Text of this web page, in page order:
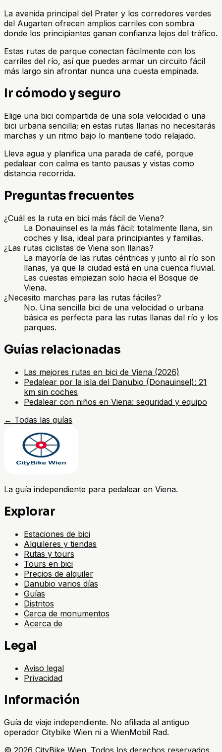
La avenida principal del Prater y los corredores verdes
del Augarten ofrecen amplios carriles con sombra
donde los principiantes ganan confianza lejos del tráfico.
Estas rutas de parque conectan fácilmente con los
carriles del río, así que puedes armar un circuito fácil
más largo sin afrontar nunca una cuesta empinada.
Ir cómodo y seguro
Elige una bici compartida de una sola velocidad o una
bici urbana sencilla; en estas rutas llanas no necesitarás
marchas y un ritmo bajo lo mantiene todo relajado.
Lleva agua y planifica una parada de café, porque
pedalear con calma es tanto pausas y vistas como
distancia recorrida.
Preguntas frecuentes
¿Cuál es la ruta en bici más fácil de Viena?
La Donauinsel es la más fácil: totalmente llana, sin
coches y lisa, ideal para principiantes y familias.
¿Las rutas ciclistas de Viena son llanas?
La mayoría de las rutas céntricas y junto al río son
llanas, ya que la ciudad está en una cuenca fluvial.
Las cuestas empiezan solo hacia el Bosque de
Viena.
¿Necesito marchas para las rutas fáciles?
No. Una sencilla bici de una velocidad o urbana
básica es perfecta para las rutas llanas del río y los
parques.
Guías relacionadas
Las mejores rutas en bici de Viena (2026)
Pedalear por la isla del Danubio (Donauinsel): 21
km sin coches
Pedalear con niños en Viena: seguridad y equipo
← Todas las guías
La guía independiente para pedalear en Viena.
Explorar
Estaciones de bici
Alquileres y tiendas
Rutas y tours
Tours en bici
Precios de alquiler
Danubio varios días
Guías
Distritos
Cerca de monumentos
Acerca de
Legal
Aviso legal
Privacidad
Información
Guía de viaje independiente. No afiliada al antiguo
operador Citybike Wien ni a WienMobil Rad.